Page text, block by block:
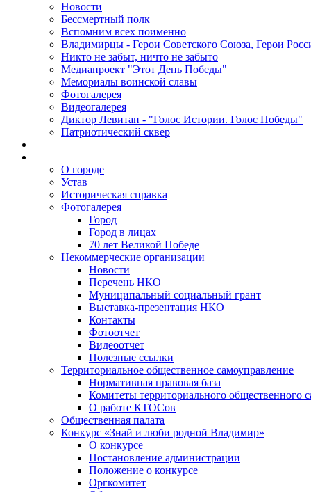
Новости
Бессмертный полк
Вспомним всех поименно
Владимирцы - Герои Советского Союза, Герои
Никто не забыт, ничто не забыто
Медиапроект "Этот День Победы"
Мемориалы воинской славы
Фотогалерея
Видеогалерея
Диктор Левитан - "Голос Истории. Голос Победы"
Патриотический сквер
О городе
Устав
Историческая справка
Фотогалерея
Город
Город в лицах
70 лет Великой Победе
Некоммерческие организации
Новости
Перечень НКО
Муниципальный социальный грант
Выставка-презентация НКО
Контакты
Фотоотчет
Видеоотчет
Полезные ссылки
Территориальное общественное самоуправление
Нормативная правовая база
Комитеты территориального общественного
О работе КТОСов
Общественная палата
Конкурс «Знай и люби родной Владимир»
О конкурсе
Постановление администрации
Положение о конкурсе
Оргкомитет